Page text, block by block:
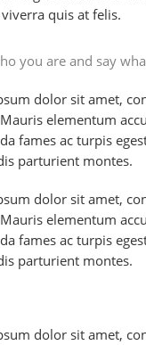
quis at felis.
you are and say
dolor sit amet,
elementum
fames ac turpis
parturient montes.
dolor sit amet,
elementum
fames ac turpis
parturient montes.
dolor sit amet,